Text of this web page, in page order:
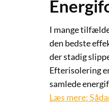
I mange
den bedste
der stadig
Efterisolering
samlede
Læs mere: